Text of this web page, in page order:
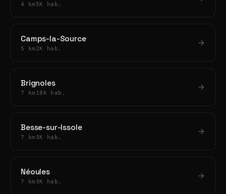
4 km 5K hab.
Camps-la-Source
5 km 2K hab.
Brignoles
7 km 18K hab.
Besse-sur-Issole
7 km 3K hab.
Néoules
7 km 3K hab.